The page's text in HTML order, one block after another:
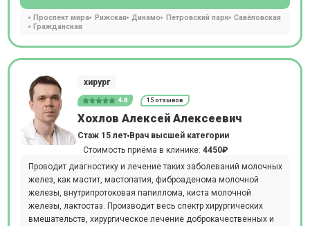
Проспект мира Рижская Динамо Петровский парк Савёловская
Гражданская
хирург
4.8 15 отзывов
Хохлов Алексей Алексеевич
Стаж 15 лет Врач высшей категории
Стоимость приёма в клинике: 4450₽
Проводит диагностику и лечение таких заболеваний молочных
желез, как мастит, мастопатия, фиброаденома молочной
железы, внутрипротоковая папиллома, киста молочной
железы, лактостаз. Производит весь спектр хирургических
вмешательств, хирургическое лечение доброкачественных и